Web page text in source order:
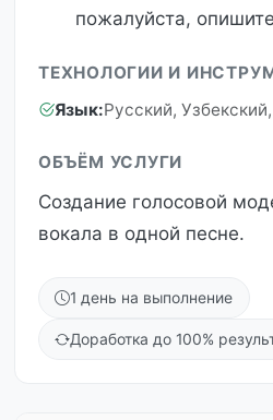
пожалуйста,
ТЕХНОЛОГИИ И
Язык:Русский,
ОБЪЁМ УСЛУГИ
Создание голосовой
вокала в одной песне.
1 день на выполнение
Доработка до 100%